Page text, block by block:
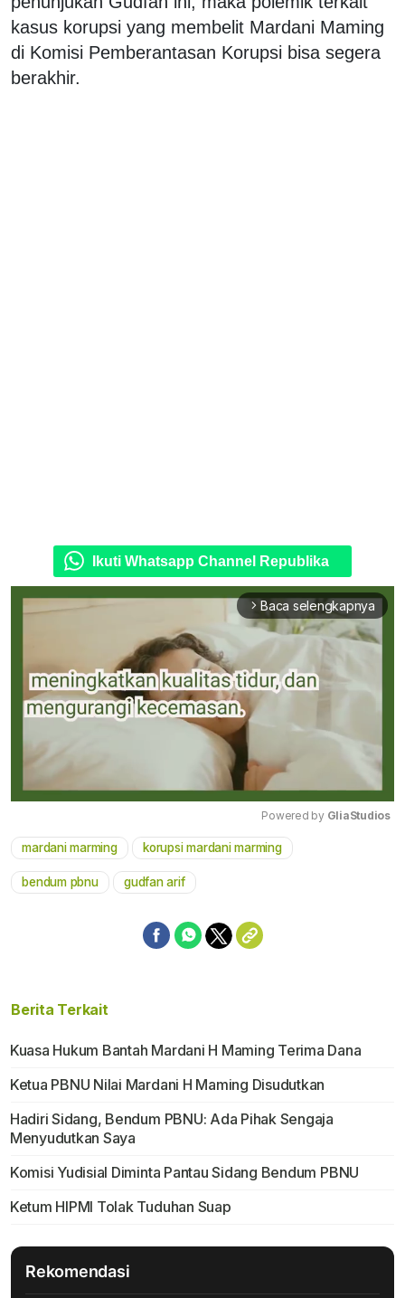
kasus korupsi yang membelit Mardani Maming
di Komisi Pemberantasan Korupsi bisa segera
berakhir.
Ikuti Whatsapp Channel Republika
arrow_forward_ios Baca selengkapnya
Powered by GliaStudios
mardani marming korupsi mardani marming
bendum pbnu gudfan arif
Berita Terkait
Kuasa Hukum Bantah Mardani H Maming Terima Dana
Ketua PBNU Nilai Mardani H Maming Disudutkan
Hadiri Sidang, Bendum PBNU: Ada Pihak Sengaja
Menyudutkan Saya
Komisi Yudisial Diminta Pantau Sidang Bendum PBNU
Ketum HIPMI Tolak Tuduhan Suap
Rekomendasi